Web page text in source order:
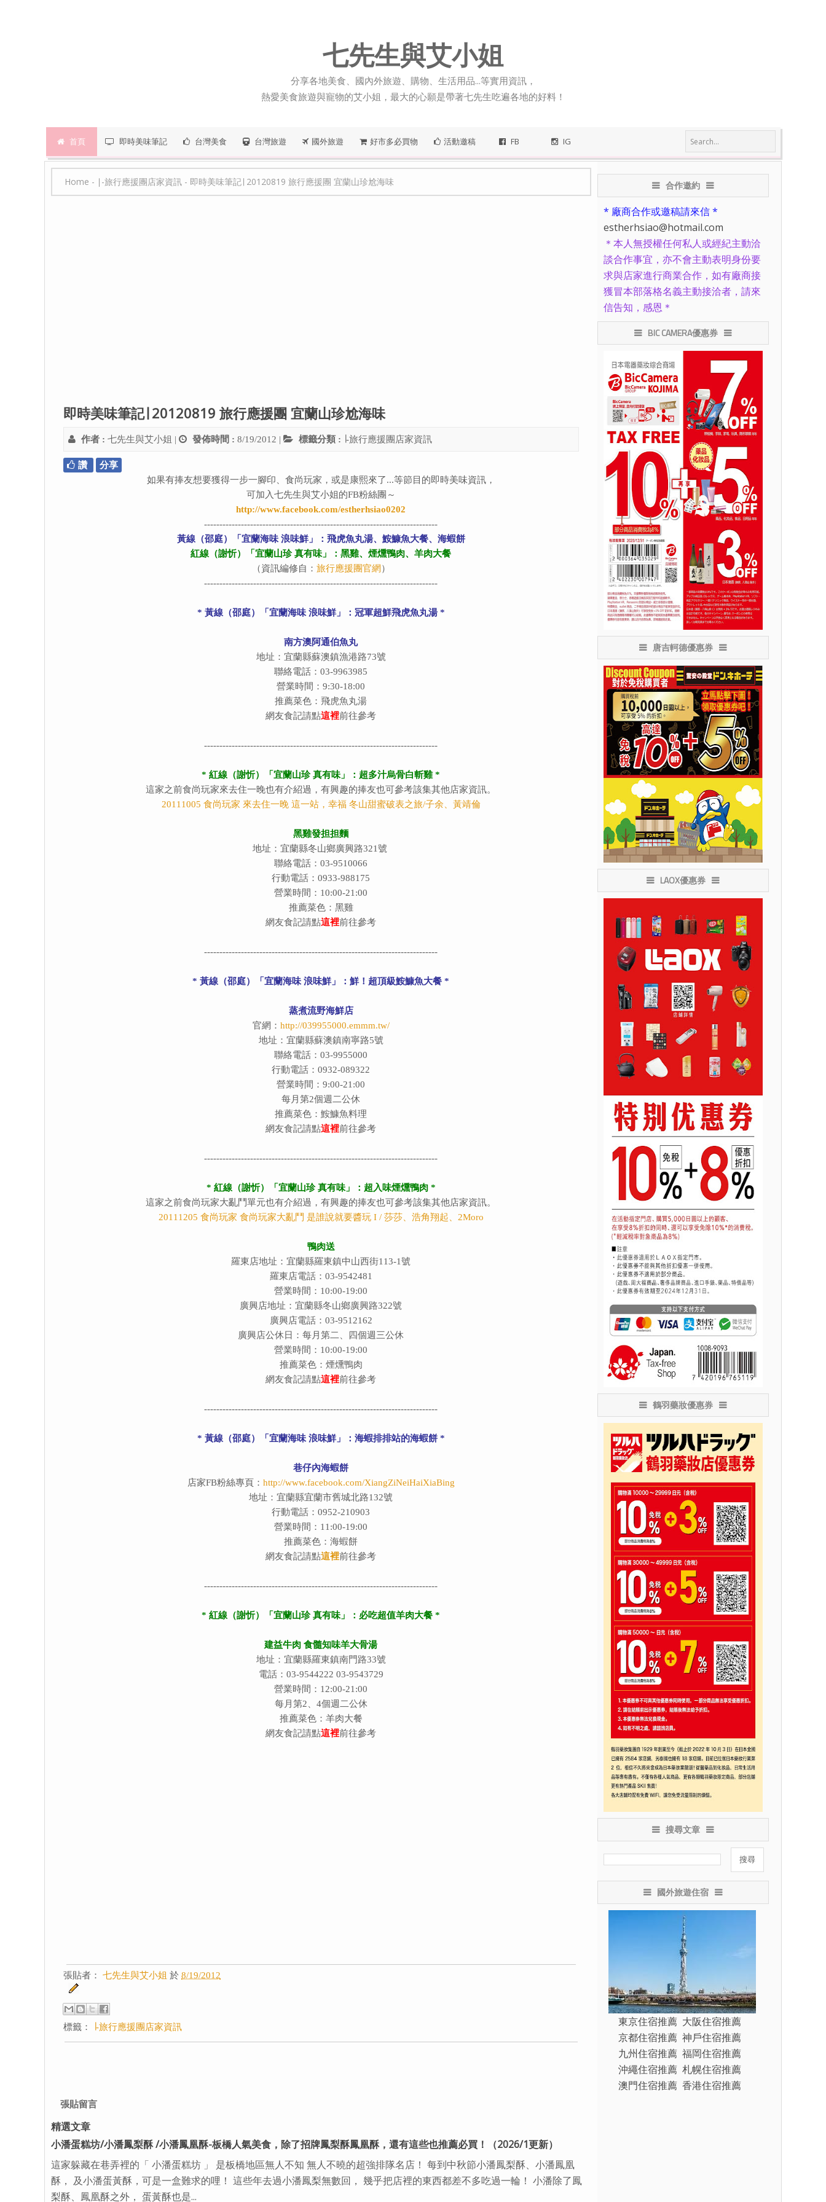
七先生與艾小姐
分享各地美食、國內外旅遊、購物、生活用品...等實用資訊，
熱愛美食旅遊與寵物的艾小姐，最大的心願是帶著七先生吃遍各地的好料！
首頁 即時美味筆記 台灣美食 台灣旅遊 國外旅遊 好市多必買物 活動邀稿 FB IG
Home - ∣-旅行應援團店家資訊 - 即時美味筆記∣ 20120819 旅行應援團 宜蘭山珍尬海味
即時美味筆記∣ 20120819 旅行應援團 宜蘭山珍尬海味
作者 : 七先生與艾小姐 | 發佈時間 : 8/19/2012 | 標籤分類 : ∣-旅行應援團店家資訊
讚
分享
如果有捧友想要獲得一步一腳印、食尚玩家，或是康熙來了...等節目的即時美味資訊，
可加入七先生與艾小姐的FB粉絲團～
http://www.facebook.com/estherhsiao0202
----------------------------------------------------------------------------
黃線（邵庭）「宜蘭海味 浪味鮮」：飛虎魚丸湯、鮟鱇魚大餐、海蝦餅
紅線（謝忻）「宜蘭山珍 真有味」：黑雞、煙燻鴨肉、羊肉大餐
（資訊編修自： 旅行應援團官網 ）
----------------------------------------------------------------------------
* 黃線（邵庭）「宜蘭海味 浪味鮮」：冠軍超鮮飛虎魚丸湯 *
南方澳阿通伯魚丸
地址：宜蘭縣蘇澳鎮漁港路73號
聯絡電話：03-9963985
營業時間：9:30-18:00
推薦菜色：飛虎魚丸湯
網友食記請點這裡前往參考
----------------------------------------------------------------------------
* 紅線（謝忻）「宜蘭山珍 真有味」：超多汁烏骨白斬雞 *
這家之前食尚玩家來去住一晚也有介紹過，有興趣的捧友也可參考該集其他店家資訊。
20111005 食尚玩家 來去住一晚 這一站，幸福 冬山甜蜜破表之旅/子余、黃靖倫
黑雞發担担麵
地址：宜蘭縣冬山鄉廣興路321號
聯絡電話：03-9510066
行動電話：0933-988175
營業時間：10:00-21:00
推薦菜色：黑雞
網友食記請點這裡前往參考
----------------------------------------------------------------------------
* 黃線（邵庭）「宜蘭海味 浪味鮮」：鮮！超頂級鮟鱇魚大餐 *
蒸煮流野海鮮店
官網： http://039955000.emmm.tw/
地址：宜蘭縣蘇澳鎮南寧路5號
聯絡電話：03-9955000
行動電話：0932-089322
營業時間：9:00-21:00
每月第2個週二公休
推薦菜色：鮟鱇魚料理
網友食記請點這裡前往參考
----------------------------------------------------------------------------
* 紅線（謝忻）「宜蘭山珍 真有味」：超入味煙燻鴨肉 *
這家之前食尚玩家大亂鬥單元也有介紹過，有興趣的捧友也可參考該集其他店家資訊。
20111205 食尚玩家 食尚玩家大亂鬥 是誰說就要醬玩 I / 莎莎、浩角翔起、2Moro
鴨肉送
羅東店地址：宜蘭縣羅東鎮中山西街113-1號
羅東店電話：03-9542481
營業時間：10:00-19:00
廣興店地址：宜蘭縣冬山鄉廣興路322號
廣興店電話：03-9512162
廣興店公休日：每月第二、四個週三公休
營業時間：10:00-19:00
推薦菜色：煙燻鴨肉
網友食記請點這裡前往參考
----------------------------------------------------------------------------
* 黃線（邵庭）「宜蘭海味 浪味鮮」：海蝦排排站的海蝦餅 *
巷仔內海蝦餅
店家FB粉絲專頁： http://www.facebook.com/XiangZiNeiHaiXiaBing
地址：宜蘭縣宜蘭市舊城北路132號
行動電話：0952-210903
營業時間：11:00-19:00
推薦菜色：海蝦餅
網友食記請點這裡前往參考
----------------------------------------------------------------------------
* 紅線（謝忻）「宜蘭山珍 真有味」：必吃超值羊肉大餐 *
建益牛肉 食髓知味羊大骨湯
地址：宜蘭縣羅東鎮南門路33號
電話：03-9544222 03-9543729
營業時間：12:00-21:00
每月第2、4個週二公休
推薦菜色：羊肉大餐
網友食記請點這裡前往參考
張貼者： 七先生與艾小姐 於 8/19/2012
標籤： ∣-旅行應援團店家資訊
張貼留言
精選文章
小潘蛋糕坊/小潘鳳梨酥 /小潘鳳凰酥-板橋人氣美食，除了招牌鳳梨酥鳳凰酥，還有這些也推薦必買！（2026/1更新）
這家躲藏在巷弄裡的「 小潘蛋糕坊 」 是板橋地區無人不知 無人不曉的超強排隊名店！ 每到中秋節小潘鳳梨酥、小潘鳳凰
酥， 及小潘蛋黃酥，可是一盒難求的哩！ 這些年去過小潘鳳梨無數回， 幾乎把店裡的東西都差不多吃過一輪！ 小潘除了鳳
梨酥、鳳凰酥之外， 蛋黃酥也是...
合作邀約
* 廠商合作或邀稿請來信 *
estherhsiao@hotmail.com
＊本人無授權任何私人或經紀主動洽
談合作事宜，亦不會主動表明身份要
求與店家進行商業合作，如有廠商接
獲冒本部落格名義主動接洽者，請來
信告知，感恩＊
BIC CAMERA優惠券
唐吉軻德優惠券
LAOX優惠券
鶴羽藥妝優惠券
搜尋文章
國外旅遊住宿
東京住宿推薦 大阪住宿推薦
京都住宿推薦 神戶住宿推薦
九州住宿推薦 福岡住宿推薦
沖繩住宿推薦 札幌住宿推薦
澳門住宿推薦 香港住宿推薦